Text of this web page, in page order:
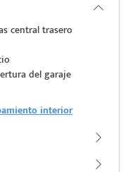
central trasero
del garaje
interior